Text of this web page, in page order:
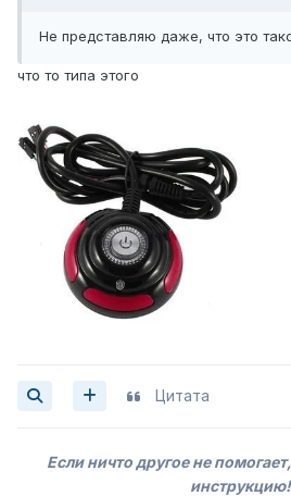
Не представляю даже, что это
что то типа этого
Цитата
Если ничто другое не
инструкцию!